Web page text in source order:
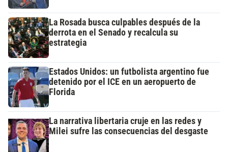
La Rosada busca culpables después de la
derrota en el Senado y recalcula su
estrategia
Estados Unidos: un futbolista argentino fue
detenido por el ICE en un aeropuerto de
Florida
La narrativa libertaria cruje en las redes y
Milei sufre las consecuencias del desgaste